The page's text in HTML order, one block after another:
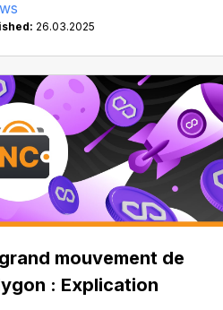
26.03.2025
mouvement de
: Explication